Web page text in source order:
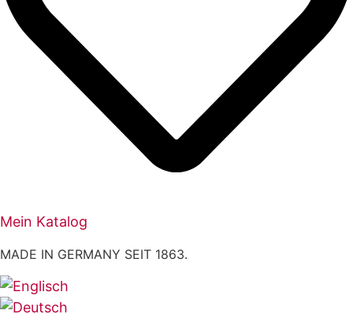
Mein Katalog
MADE IN GERMANY SEIT 1863.